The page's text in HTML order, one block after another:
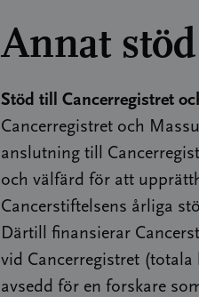
Annat
Stöd till Cancerregistret
Cancerregistret och
anslutning till
och välfärd för att
Cancerstiftelsens årliga
Därtill finansierar
vid Cancerregistret
avsedd för en forskare